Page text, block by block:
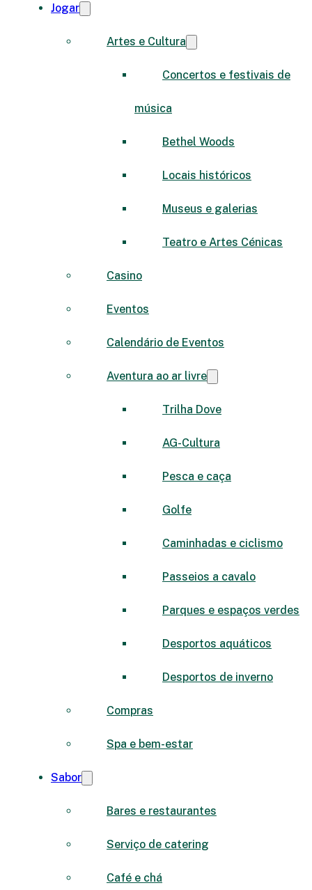
Jogar
Artes e Cultura
Concertos e festivais de
música
Bethel Woods
Locais históricos
Museus e galerias
Teatro e Artes Cénicas
Casino
Eventos
Calendário de Eventos
Aventura ao ar livre
Trilha Dove
AG-Cultura
Pesca e caça
Golfe
Caminhadas e ciclismo
Passeios a cavalo
Parques e espaços verdes
Desportos aquáticos
Desportos de inverno
Compras
Spa e bem-estar
Sabor
Bares e restaurantes
Serviço de catering
Café e chá